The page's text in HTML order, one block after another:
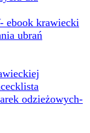
ebook krawiecki
ubrań
odzieżowych-